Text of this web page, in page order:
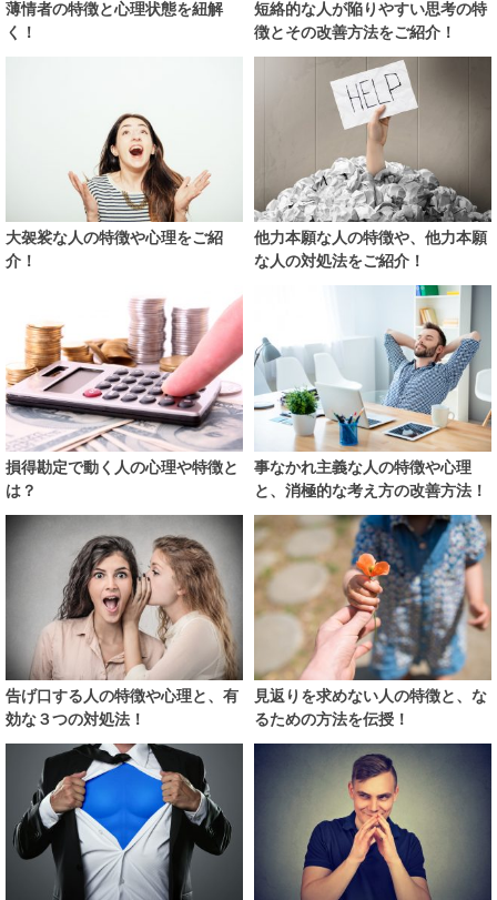
薄情者の特徴と心理状態を紐解
く！
短絡的な人が陥りやすい思考の特
徴とその改善方法をご紹介！
大袈裟な人の特徴や心理をご紹
介！
他力本願な人の特徴や、他力本願
な人の対処法をご紹介！
損得勘定で動く人の心理や特徴と
は？
事なかれ主義な人の特徴や心理
と、消極的な考え方の改善方法！
告げ口する人の特徴や心理と、有
効な３つの対処法！
見返りを求めない人の特徴と、な
るための方法を伝授！